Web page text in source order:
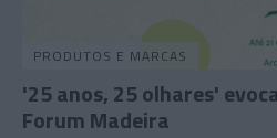
PRODUTOS E MARCAS
'25 anos, 25 olhares'
Forum Madeira